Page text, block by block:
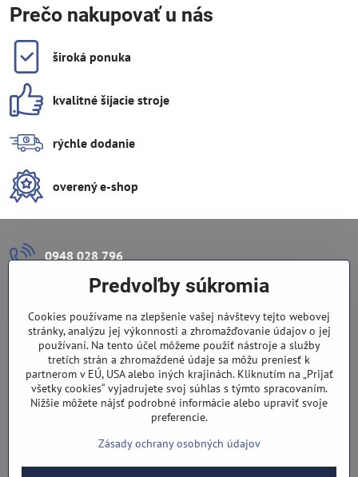
Prečo nakupovať u nás
široká ponuka
kvalitné šijacie stroje
rýchle dodanie
overený e-shop
0948 028 796
info​@lazuli​.sk
Lazuli s​.r​.o​.
Predajňa
Nové Zámky, Pri gymnáziu 6
(slepá ulica), v tesnej blízkosti centra mesta, parkovanie v ulici
Predvoľby súkromia
Cookies používame na zlepšenie vašej návštevy tejto webovej
stránky, analýzu jej výkonnosti a zhromažďovanie údajov o jej
používaní. Na tento účel môžeme použiť nástroje a služby
tretích strán a zhromaždené údaje sa môžu preniesť k
partnerom v EÚ, USA alebo iných krajinách. Kliknutím na „Prijať
všetky cookies“ vyjadrujete svoj súhlas s týmto spracovaním.
Nižšie môžete nájsť podrobné informácie alebo upraviť svoje
preferencie.
Zásady ochrany osobných údajov